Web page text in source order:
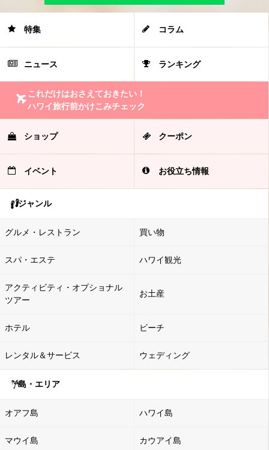
特集 コラム
ニュース ランキング
これだけはおさえておきたい！
ハワイ旅行前かけこみチェック
ショップ クーポン
イベント お役立ち情報
ジャンル
グルメ・レストラン 買い物
スパ・エステ ハワイ観光
アクティビティ・オプショナル
ツアー
お土産
ホテル ビーチ
レンタル＆サービス ウェディング
島・エリア
オアフ島 ハワイ島
マウイ島 カウアイ島